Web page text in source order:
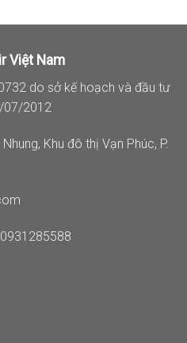
Việt Nam
do sở kế hoạch và đầu tư
07/2012
Khu đô thị Vạn Phúc, P.